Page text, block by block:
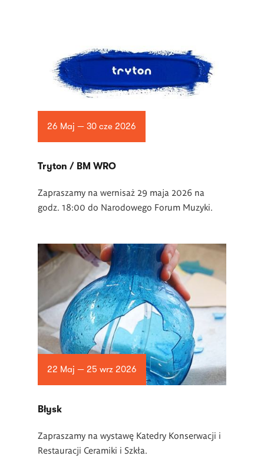
26 Maj — 30 cze 2026
Tryton / BM WRO
Zapraszamy na wernisaż 29 maja 2026 na
godz. 18:00 do Narodowego Forum Muzyki.
22 Maj — 25 wrz 2026
Błysk
Zapraszamy na wystawę Katedry Konserwacji i
Restauracji Ceramiki i Szkła.